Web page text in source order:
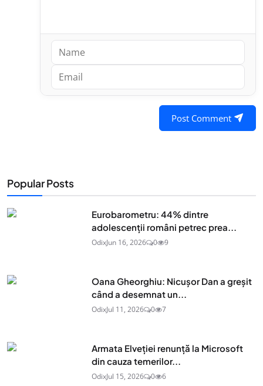
Post Comment
Popular Posts
Eurobarometru: 44% dintre
adolescenţii români petrec prea...
OdixJun 16, 2026 0 9
Oana Gheorghiu: Nicușor Dan a greșit
când a desemnat un...
OdixJul 11, 2026 0 7
Armata Elveției renunță la Microsoft
din cauza temerilor...
OdixJul 15, 2026 0 6